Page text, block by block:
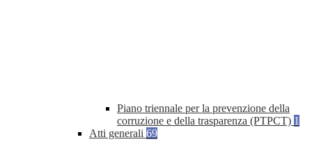
Piano triennale per la prevenzione della
corruzione e della trasparenza (PTPCT) 1
Atti generali 69